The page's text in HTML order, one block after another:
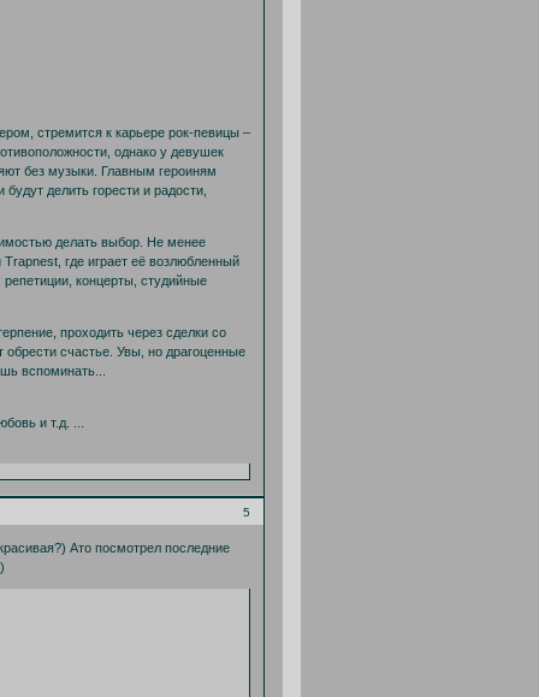
стремится к карьере рок-певицы –
однако у девушек
без музыки. Главным героиням
делить горести и радости,
делать выбор. Не менее
где играет её возлюбленный
концерты, студийные
проходить через сделки со
счастье. Увы, но драгоценные
вспоминать...
и т.д. ...
5
Ато посмотрел последние